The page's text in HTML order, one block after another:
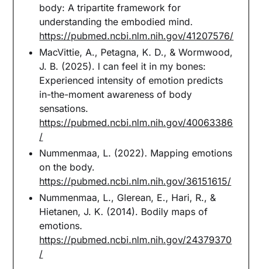
body: A tripartite framework for
understanding the embodied mind.
https://pubmed.ncbi.nlm.nih.gov/41207576/
MacVittie, A., Petagna, K. D., & Wormwood,
J. B. (2025). I can feel it in my bones:
Experienced intensity of emotion predicts
in-the-moment awareness of body
sensations.
https://pubmed.ncbi.nlm.nih.gov/40063386
/
Nummenmaa, L. (2022). Mapping emotions
on the body.
https://pubmed.ncbi.nlm.nih.gov/36151615/
Nummenmaa, L., Glerean, E., Hari, R., &
Hietanen, J. K. (2014). Bodily maps of
emotions.
https://pubmed.ncbi.nlm.nih.gov/24379370
/